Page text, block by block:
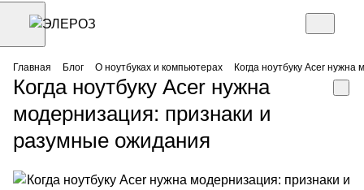
Главная Блог О ноутбуках и компьютерах Когда ноутбуку Acer
Когда ноутбуку Acer нужна
модернизация: признаки и
разумные ожидания